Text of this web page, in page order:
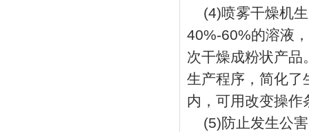
(4)喷雾干燥机生
40%-60%的溶液
次干燥成粉状产品
生产程序，简化了
内，可用改变操作
(5)防止发生公害